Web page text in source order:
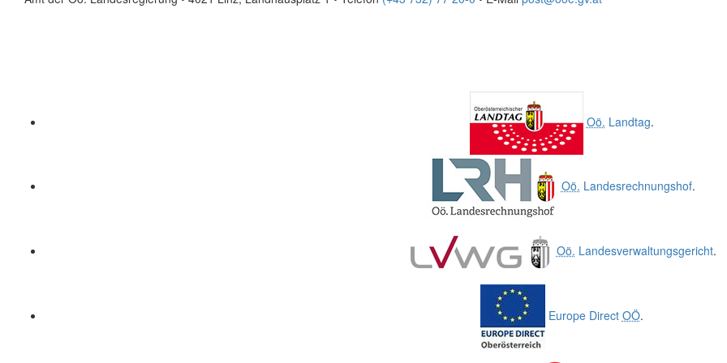
Oö. Landtag.
Oö. Landesrechnungshof.
Oö. Landesverwaltungsgericht.
Europe Direct OÖ.